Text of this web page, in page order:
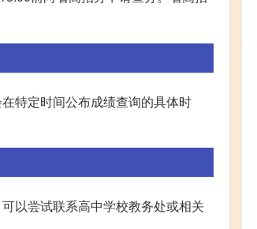
特定时间公布成绩查询的具体时
以尝试联系高中学校教务处或相关